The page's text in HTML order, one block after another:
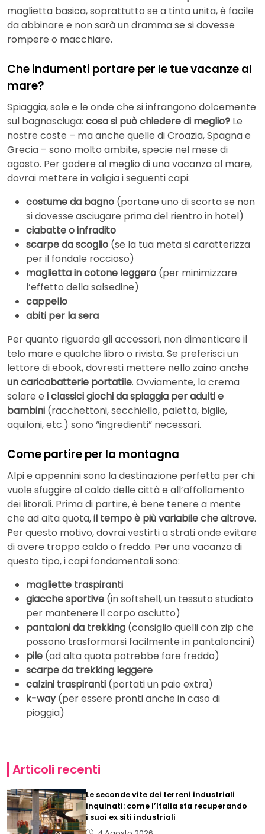
maglietta basica, soprattutto se a tinta unita, è facile
da abbinare e non sarà un dramma se si dovesse
rompere o macchiare.
Che indumenti portare per le tue vacanze al
mare?
Spiaggia, sole e le onde che si infrangono dolcemente
sul bagnasciuga: cosa si può chiedere di meglio? Le
nostre coste – ma anche quelle di Croazia, Spagna e
Grecia – sono molto ambite, specie nel mese di
agosto. Per godere al meglio di una vacanza al mare,
dovrai mettere in valigia i seguenti capi:
costume da bagno (portane uno di scorta se non
si dovesse asciugare prima del rientro in hotel)
ciabatte o infradito
scarpe da scoglio (se la tua meta si caratterizza
per il fondale roccioso)
maglietta in cotone leggero (per minimizzare
l’effetto della salsedine)
cappello
abiti per la sera
Per quanto riguarda gli accessori, non dimenticare il
telo mare e qualche libro o rivista. Se preferisci un
lettore di ebook, dovresti mettere nello zaino anche
un caricabatterie portatile. Ovviamente, la crema
solare e i classici giochi da spiaggia per adulti e
bambini (racchettoni, secchiello, paletta, biglie,
aquiloni, etc.) sono “ingredienti” necessari.
Come partire per la montagna
Alpi e appennini sono la destinazione perfetta per chi
vuole sfuggire al caldo delle città e all’affollamento
dei litorali. Prima di partire, è bene tenere a mente
che ad alta quota,il tempo è più variabile che altrove.
Per questo motivo, dovrai vestirti a strati onde evitare
di avere troppo caldo o freddo. Per una vacanza di
questo tipo, i capi fondamentali sono:
magliette traspiranti
giacche sportive (in softshell, un tessuto studiato
per mantenere il corpo asciutto)
pantaloni da trekking (consiglio quelli con zip che
possono trasformarsi facilmente in pantaloncini)
pile (ad alta quota potrebbe fare freddo)
scarpe da trekking leggere
calzini traspiranti (portati un paio extra)
k-way(per essere pronti anche in caso di
pioggia)
Articoli recenti
Le seconde vite dei terreni industriali
inquinati: come l’Italia sta recuperando
i suoi ex siti industriali